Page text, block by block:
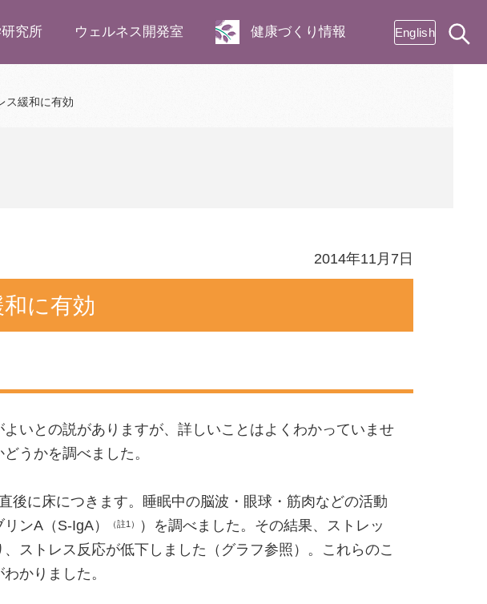
究所 ウェルネス開発室 健康づくり情報 English
ス緩和に有効
2014年11月7日
に有効
いとの説がありますが、詳しいことはよくわかっていませ
うかを調べました。
後に床につきます。睡眠中の脳波・眼球・筋肉などの活動
ンA（S-IgA）
（註1）
）を調べました。その結果、ストレッ
ストレス反応が低下しました（グラフ参照）。これらのこ
かりました。